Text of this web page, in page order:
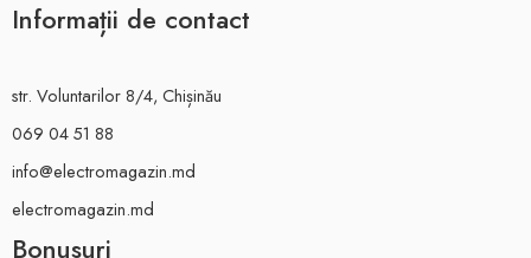
Informații de contact
str. Voluntarilor 8/4, Chișinău
069 04 51 88
info@electromagazin.md
electromagazin.md
Bonusuri